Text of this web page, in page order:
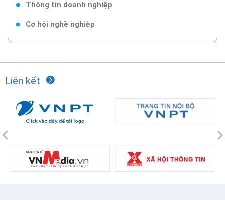
Thông tin doanh nghiệp
Cơ hội nghề nghiệp
Liên kết
Previous